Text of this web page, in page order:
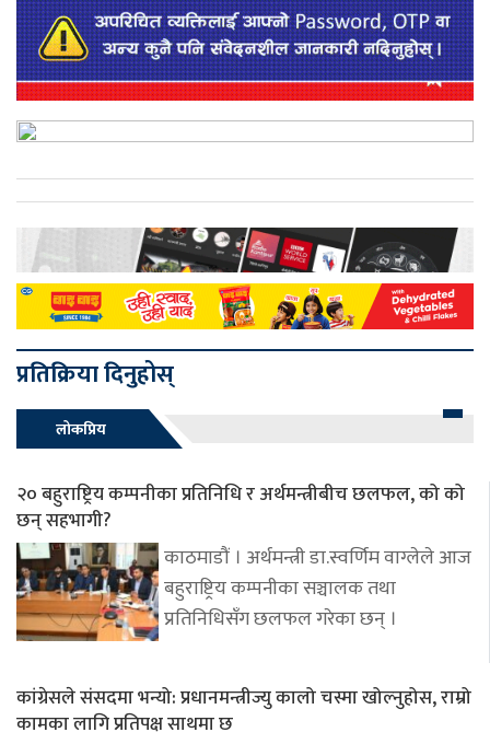
प्रतिक्रिया दिनुहोस्
लोकप्रिय
२० बहुराष्ट्रिय कम्पनीका प्रतिनिधि र अर्थमन्त्रीबीच छलफल, को को
छन् सहभागी?
काठमाडौं । अर्थमन्त्री डा.स्वर्णिम वाग्लेले आज
बहुराष्ट्रिय कम्पनीका सञ्चालक तथा
प्रतिनिधिसँग छलफल गरेका छन् ।
कांग्रेसले संसदमा भन्यो: प्रधानमन्त्रीज्यु कालो चस्मा खोल्नुहोस, राम्रो
कामका लागि प्रतिपक्ष साथमा छ